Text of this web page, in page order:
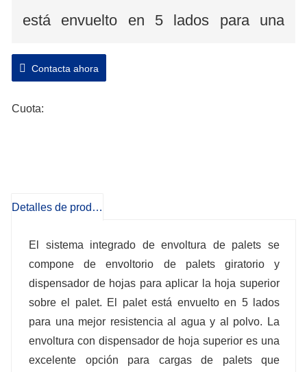
está envuelto en 5 lados para una
mejor resistencia al agua y al polvo. La
envoltura con dispensador de hoja
transporte a larga distancia.
Contacta ahora
Cuota:
Detalles de producto
El sistema integrado de envoltura de palets se
compone de envoltorio de palets giratorio y
dispensador de hojas para aplicar la hoja superior
sobre el palet. El palet está envuelto en 5 lados
para una mejor resistencia al agua y al polvo. La
envoltura con dispensador de hoja superior es una
excelente opción para cargas de palets que